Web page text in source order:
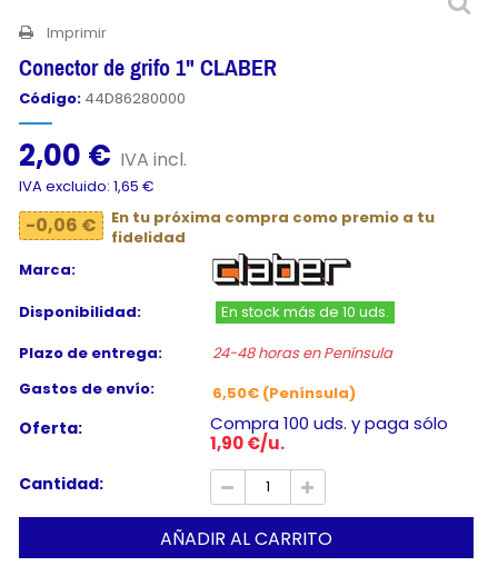
Imprimir
Conector de grifo 1" CLABER
Código: 44D86280000
2,00 € IVA incl.
IVA excluido: 1,65 €
-0,06 €
En tu próxima compra como premio a tu
fidelidad
Marca:
Disponibilidad:
En stock más de 10 uds.
Plazo de entrega:
24-48 horas en Península
Gastos de envío:
6,50€ (Península)
Oferta:
Compra 100 uds. y paga sólo
1,90 €/u.
Cantidad:
AÑADIR AL CARRITO